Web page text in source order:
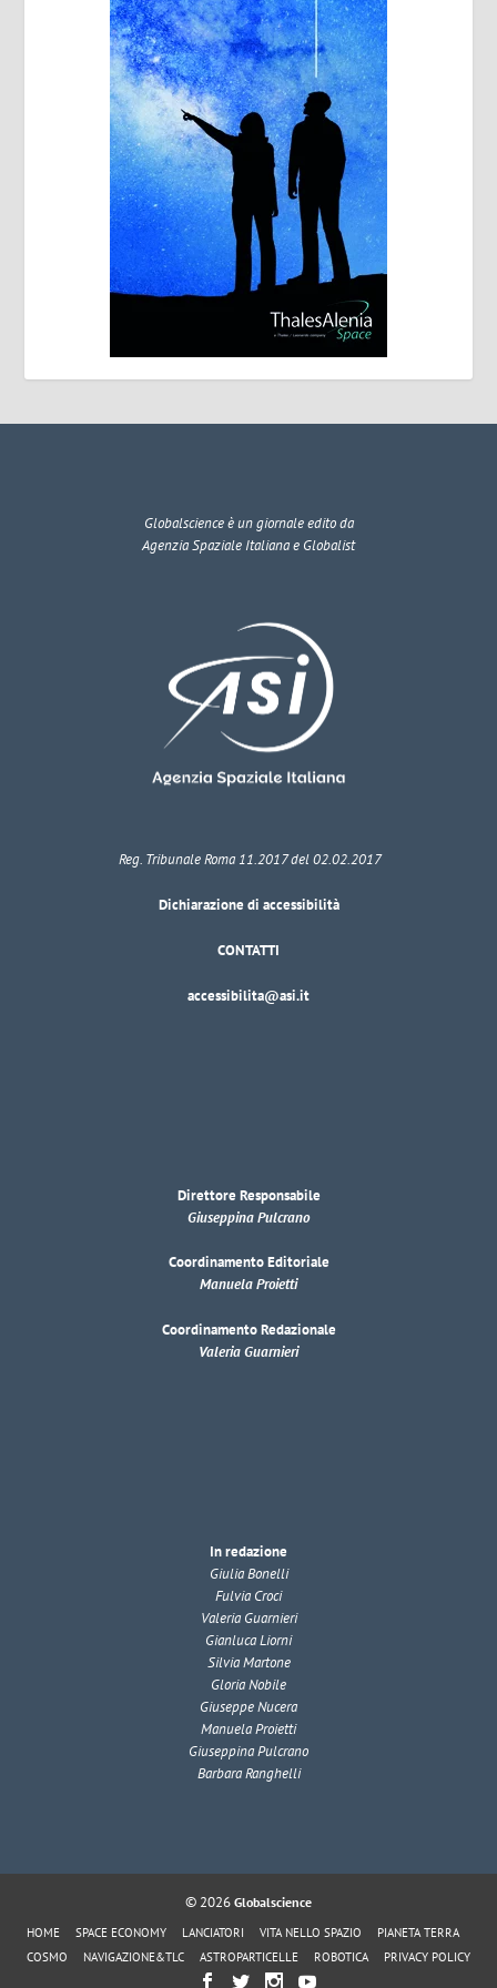
Globalscienceè un giornale edito da
Agenzia Spaziale Italiana e Globalist
Reg. Tribunale Roma 11.2017 del 02.02.2017
Dichiarazione di accessibilità
CONTATTI
accessibilita@asi.it
Direttore Responsabile
Giuseppina Pulcrano
Coordinamento Editoriale
Manuela Proietti
Coordinamento Redazionale
Valeria Guarnieri
In redazione
Giulia Bonelli
Fulvia Croci
Valeria Guarnieri
Gianluca Liorni
Silvia Martone
Gloria Nobile
Giuseppe Nucera
Manuela Proietti
Giuseppina Pulcrano
Barbara Ranghelli
© 2026 Globalscience
HOME SPACE ECONOMY LANCIATORI VITA NELLO SPAZIO
PIANETA TERRA
COSMO
NAVIGAZIONE&TLC ASTROPARTICELLE ROBOTICA PRIVACY POLICY